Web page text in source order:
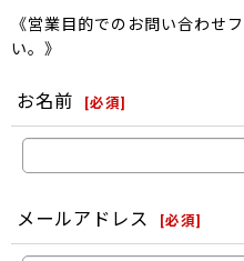
《営業目的でのお問い合わせ
い。》
お名前 [必須]
メールアドレス [必須]